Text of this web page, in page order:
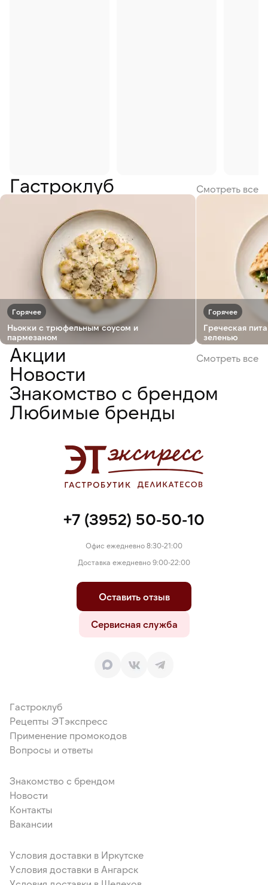
Гастроклуб Смотреть все
Горячее
Ньокки с трюфельным соусом и
пармезаном
Горячее
Греческая
зеленью
Акции Смотреть все
Новости
Знакомство с брендом
Любимые бренды
+7 (3952) 50-50-10
Офис ежедневно 8:30-21:00
Доставка ежедневно 9:00-22:00
Оставить отзыв
Сервисная служба
Гастроклуб
Рецепты ЭТэкспресс
Применение промокодов
Вопросы и ответы
Знакомство с брендом
Новости
Контакты
Вакансии
Условия доставки в Иркутске
Условия доставки в Ангарск